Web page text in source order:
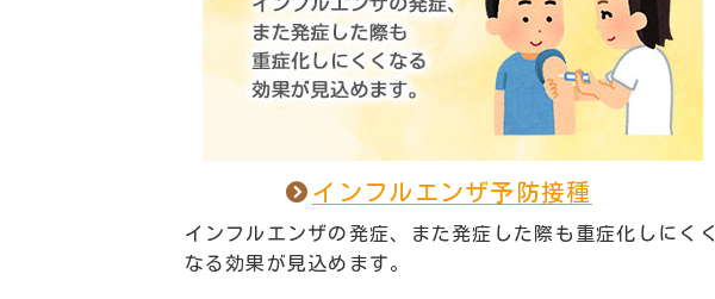
インフルエンザ予防接種
インフルエンザの発症、また発症した際も重症化しにくく
なる効果が見込めます。